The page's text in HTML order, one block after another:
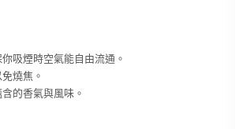
吸煙時空氣能自由流通。
燒焦。
的香氣與風味。